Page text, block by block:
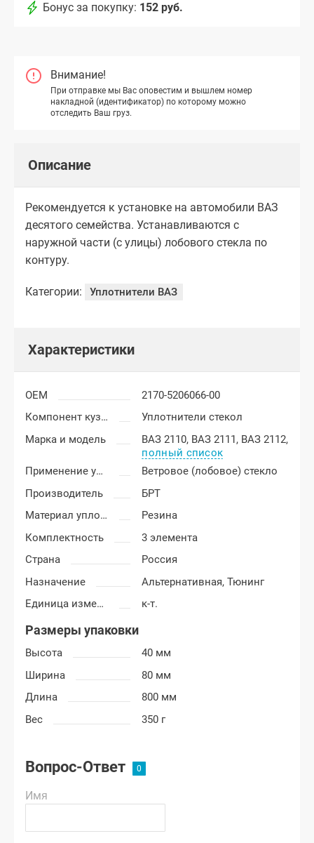
Бонус за покупку: 152 руб.
Внимание!
При отправке мы Вас оповестим и вышлем номер
накладной (идентификатор) по которому можно
отследить Ваш груз.
Описание
Рекомендуется к установке на автомобили ВАЗ
десятого семейства. Устанавливаются с
наружной части (с улицы) лобового стекла по
контуру.
Категории: Уплотнители ВАЗ
Характеристики
OEM
2170-5206066-00
Компонент кузова
Уплотнители стекол
Марка и модель
ВАЗ 2110, ВАЗ 2111, ВАЗ 2112,
полный список
Применение уплотнителя
Ветровое (лобовое) стекло
Производитель
БРТ
Материал уплотнителя
Резина
Комплектность
3 элемента
Страна
Россия
Назначение
Альтернативная,Тюнинг
Единица измерения
к-т.
Размеры упаковки
Высота
40 мм
Ширина
80 мм
Длина
800 мм
Вес
350 г
Вопрос-Ответ
Имя